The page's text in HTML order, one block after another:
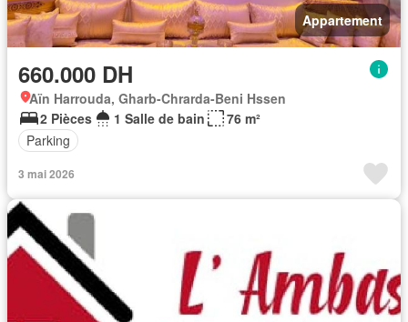
Appartement
660.000 DH
Aïn Harrouda, Gharb-Chrarda-Beni Hssen
2 Pièces
1 Salle de bain
76 m²
Parking
3 mai 2026